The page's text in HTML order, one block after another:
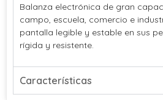
Balanza electrónica de gran
campo, escuela, comercio e
pantalla legible y estable en sus
rígida y resistente.
Características